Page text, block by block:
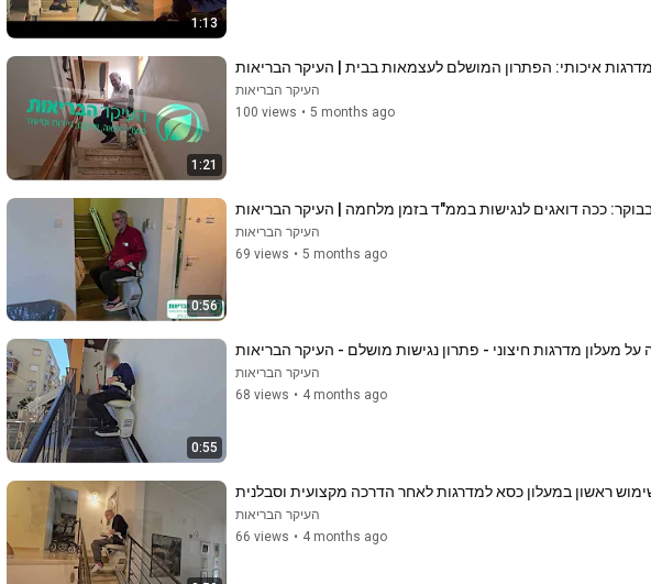
1:13
1:21
איכותי: הפתרון המושלם לעצמאות בבית | העיקר הבריאות
העיקר הבריאות
100 views • 5 months ago
0:56
ככה דואגים לנגישות בממ"ד בזמן מלחמה | העיקר הבריאות
העיקר הבריאות
69 views • 5 months ago
0:55
מעלון מדרגות חיצוני - פתרון נגישות מושלם - העיקר הבריאות
העיקר הבריאות
68 views • 4 months ago
ראשון במעלון כסא למדרגות לאחר הדרכה מקצועית וסבלנית
העיקר הבריאות
66 views • 4 months ago